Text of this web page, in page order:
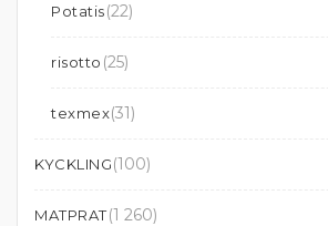
Potatis(22)
risotto (25)
texmex(31)
KYCKLING(100)
MATPRAT(1 260)